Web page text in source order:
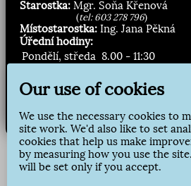
Starostka: Mgr. Soňa Křenová
(tel: 603 278 796)
Místostarostka: Ing. Jana Pěkná
Úřední hodiny:
Pondělí, středa 8.00 - 11:30
Zasílání novinek:
Přihlásit odběr
Our use of cookies
We use the necessary cookies to
site work. We'd also like to set
cookies that help us make
by measuring how you use the
will be set only if you accept.